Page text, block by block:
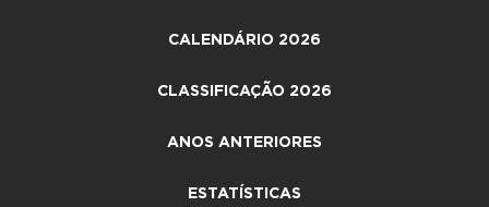
CALENDÁRIO 2026
CLASSIFICAÇÃO 2026
ANOS ANTERIORES
ESTATÍSTICAS